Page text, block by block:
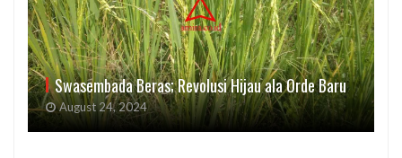
Swasembada Beras; Revolusi Hijau ala Orde Baru
August 24, 2024